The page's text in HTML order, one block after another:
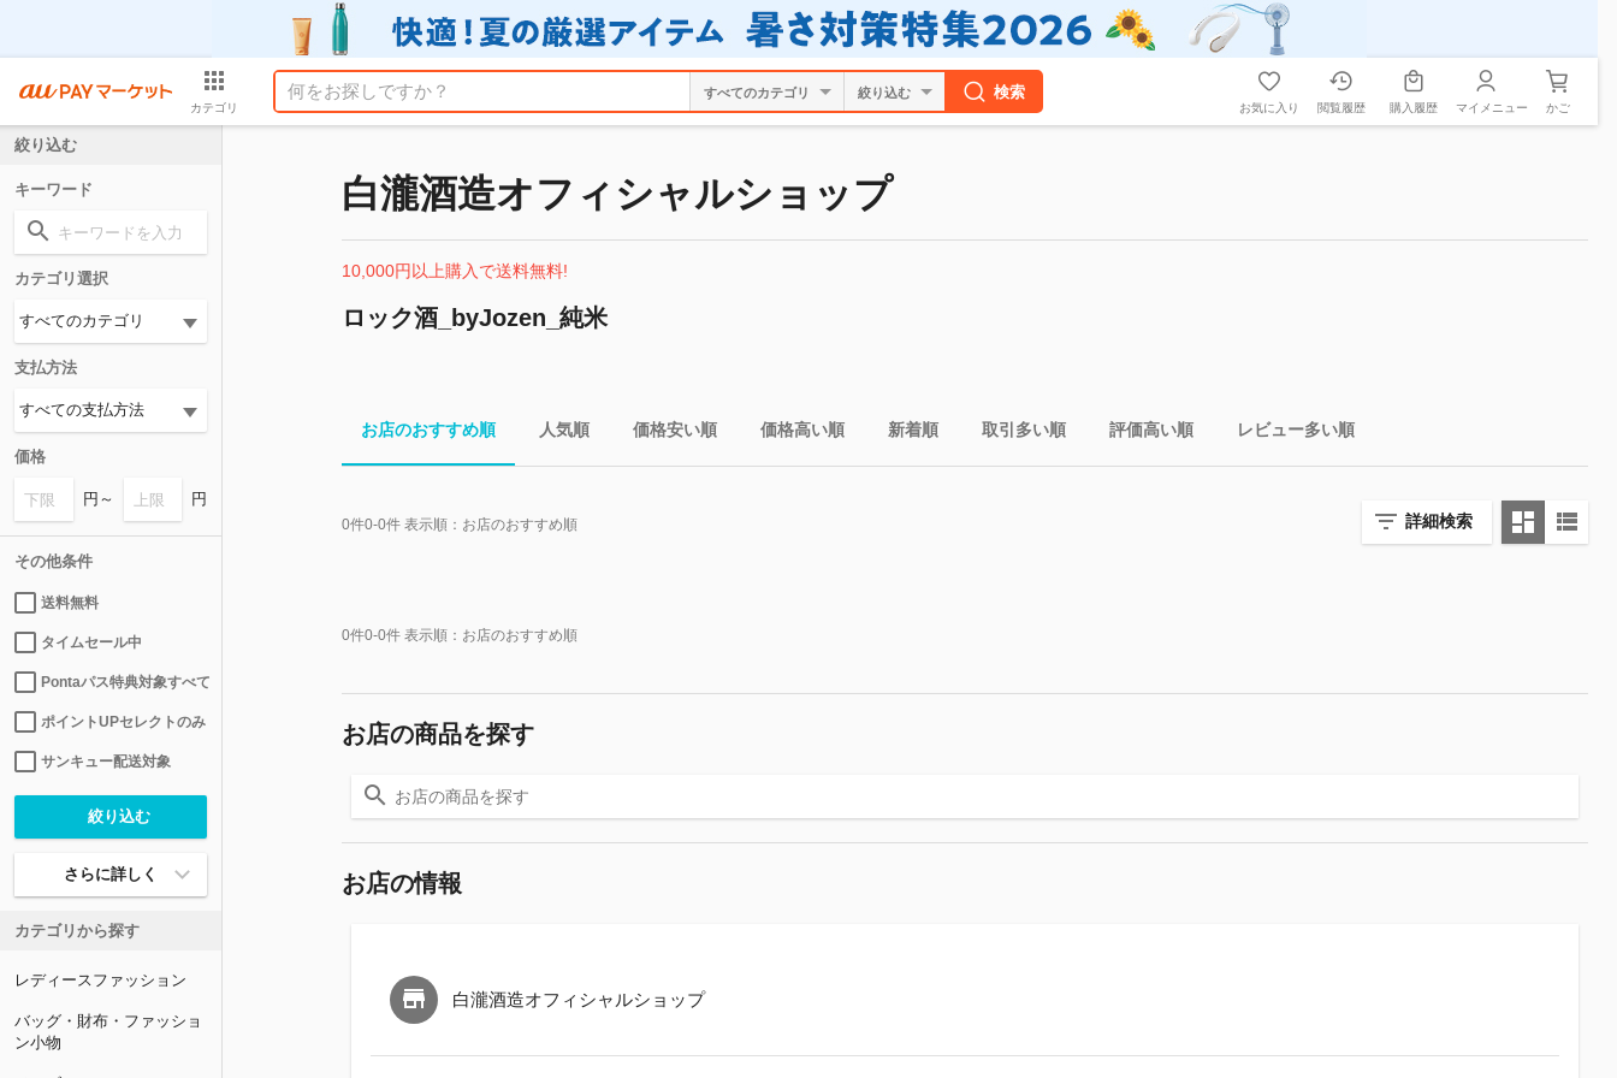
カテゴリ
絞り込む 検索
お気に入り 閲覧履歴 購入履歴 マイメニュー かご
白瀧酒造オフィシャルショップ
10,000円以上購入で送料無料!
ロック酒_byJozen_純米
お店のおすすめ順 人気順 価格安い順 価格高い順 新着順 取引多い順 評価高い順 レビュー多い順
詳細検索
0件0-0件 表示順： お店のおすすめ順
0件0-0件 表示順： お店のおすすめ順
お店の商品を探す
お店の情報
白瀧酒造オフィシャルショップ
絞り込む
キーワード
カテゴリ選択
支払方法
価格
円～ 円
その他条件
送料無料
タイムセール中
Pontaパス特典対象すべて
ポイントUPセレクトのみ
サンキュー配送対象
さらに詳しく
カテゴリから探す
レディースファッション
バッグ・財布・ファッショ
ン小物